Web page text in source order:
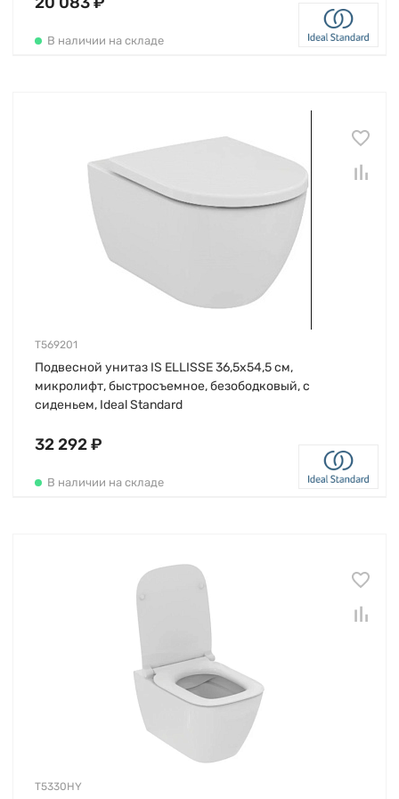
В наличии на складе
T569201
Подвесной унитаз IS ELLISSE 36,5х54,5 см,
микролифт, быстросъемное, безободковый, с
сиденьем, Ideal Standard
32 292 ₽
В наличии на складе
T5330HY